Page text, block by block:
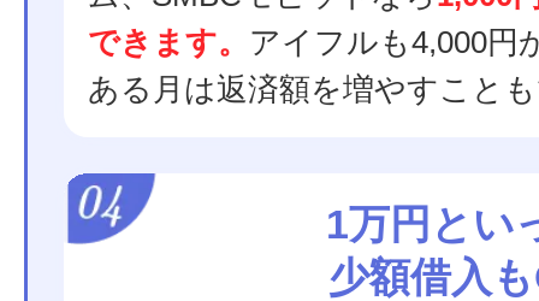
できます。 アイフルも4,000円
ある月は返済額を増やすこと
1万円とい
少額借入